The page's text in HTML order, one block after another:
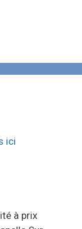
ici
à prix